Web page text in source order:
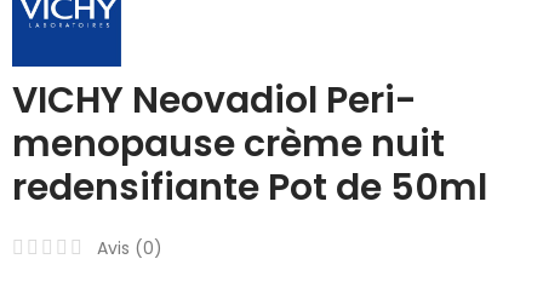
VICHY Neovadiol Peri-
menopause crème nuit
redensifiante Pot de 50ml
Avis (0)